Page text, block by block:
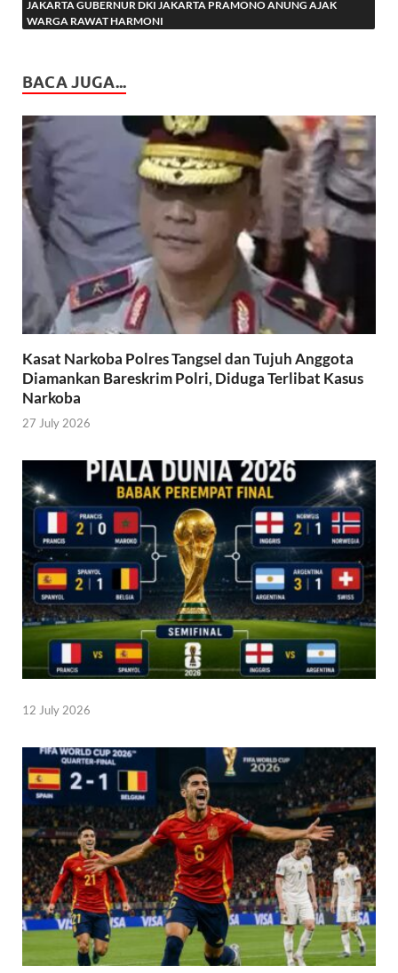
JAKARTA GUBERNUR DKI JAKARTA PRAMONO ANUNG AJAK
WARGA RAWAT HARMONI
BACA JUGA...
Kasat Narkoba Polres Tangsel dan Tujuh Anggota
Diamankan Bareskrim Polri, Diduga Terlibat Kasus
Narkoba
27 July 2026
12 July 2026